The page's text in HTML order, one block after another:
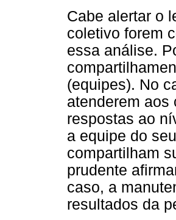
Cabe alertar o
coletivo forem
essa análise.
(equipes). No
atenderem aos
respostas ao
a equipe do
compartilham
prudente
caso, a
resultados da